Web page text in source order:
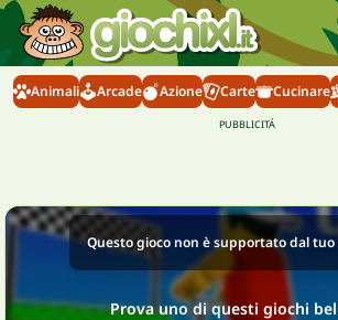
Animali Arcade Azione Carte Cucinare
Questo gioco non è supportato dal
Prova uno di questi giochi